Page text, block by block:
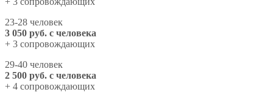
23-28 человек
3 050 руб. с человека
+ 3 сопровождающих
29-40 человек
2 500 руб. с человека
+ 4 сопровождающих